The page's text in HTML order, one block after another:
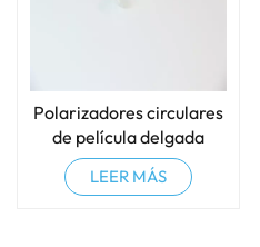
Polarizadores circulares
de película delgada
LEER MÁS